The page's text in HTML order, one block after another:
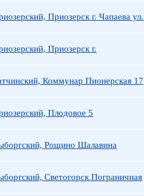
Приозерск г. Чапаева
Приозерск г.
Коммунар Пионерская 17
Плодовое 5
Рощино Шалавина
Светогорск Пограничная